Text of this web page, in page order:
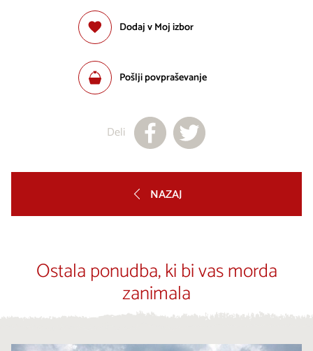
Dodaj v Moj izbor
Pošlji povpraševanje
Deli
NAZAJ
Ostala ponudba, ki bi vas morda
zanimala